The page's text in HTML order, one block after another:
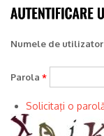
Numele de utilizator
Parola *
Solicitaţi o